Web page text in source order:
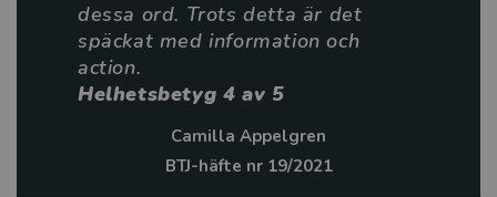
dessa ord. Trots detta är det
späckat med information och
action.
Helhetsbetyg 4 av 5
Camilla Appelgren
BTJ-häfte nr 19/2021